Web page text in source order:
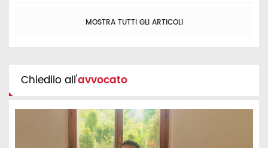
MOSTRA TUTTI GLI ARTICOLI
Chiedilo all'avvocato